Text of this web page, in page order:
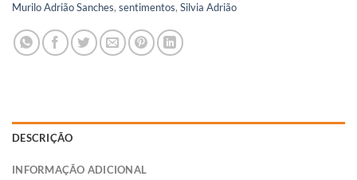
Murilo Adrião Sanches, sentimentos, Silvia Adrião
DESCRIÇÃO
INFORMAÇÃO ADICIONAL